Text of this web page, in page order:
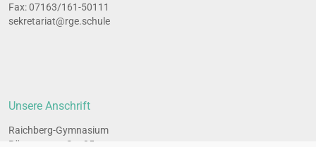
Fax: 07163/161-50111
sekretariat@rge.schule
Unsere Anschrift
Raichberg-Gymnasium
Bünzwanger Str. 35